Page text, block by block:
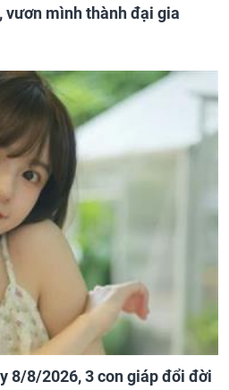
vươn mình thành đại gia
8/8/2026, 3 con giáp đổi đời